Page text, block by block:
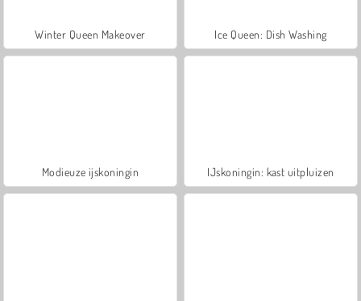
Winter Queen Makeover Ice Queen: Dish Washing
Modieuze ijskoningin IJskoningin: kast uitpluizen